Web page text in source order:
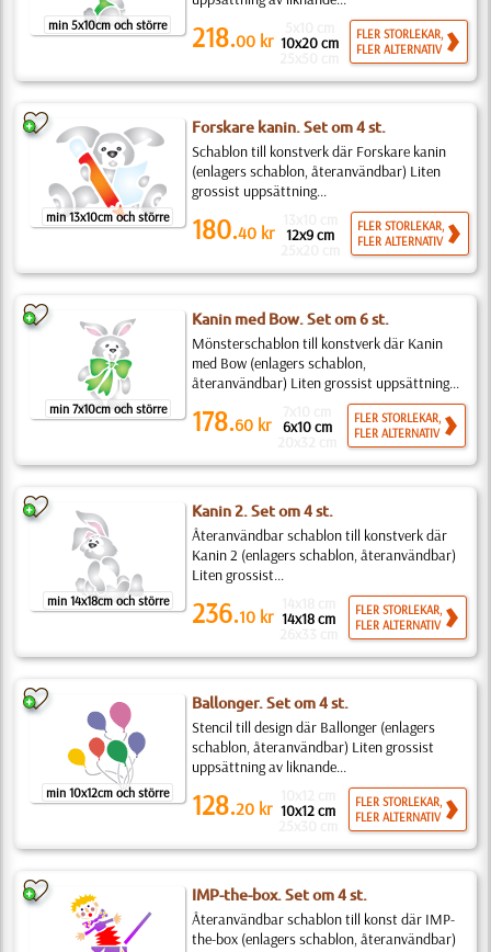
min 5x10cm och större 218.00 kr 10x20 cm
FLER STORLEKAR,
FLER ALTERNATIV
min 13x10cm och större
Forskare kanin. Set om 4 st.
Schablon till konstverk där Forskare kanin
(enlagers schablon, återanvändbar) Liten
grossist uppsättning...
180.40 kr 12x9 cm
FLER STORLEKAR,
FLER ALTERNATIV
min 7x10cm och större
Kanin med Bow. Set om 6 st.
Mönsterschablon till konstverk där Kanin
med Bow (enlagers schablon,
återanvändbar) Liten grossist uppsättning...
178.60 kr 6x10 cm
FLER STORLEKAR,
FLER ALTERNATIV
min 14x18cm och större
Kanin 2. Set om 4 st.
Återanvändbar schablon till konstverk där
Kanin 2 (enlagers schablon, återanvändbar)
Liten grossist...
236.10 kr 14x18 cm
FLER STORLEKAR,
FLER ALTERNATIV
min 10x12cm och större
Ballonger. Set om 4 st.
Stencil till design där Ballonger (enlagers
schablon, återanvändbar) Liten grossist
uppsättning av liknande...
128.20 kr 10x12 cm
FLER STORLEKAR,
FLER ALTERNATIV
IMP-the-box. Set om 4 st.
Återanvändbar schablon till konst där IMP-
the-box (enlagers schablon, återanvändbar)